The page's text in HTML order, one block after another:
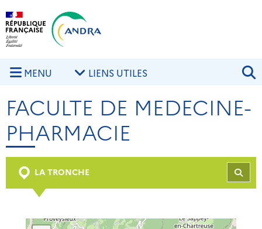
Aller au contenu principal
MENU LIENS UTILES
FACULTE DE MEDECINE-
PHARMACIE
LA TRONCHE